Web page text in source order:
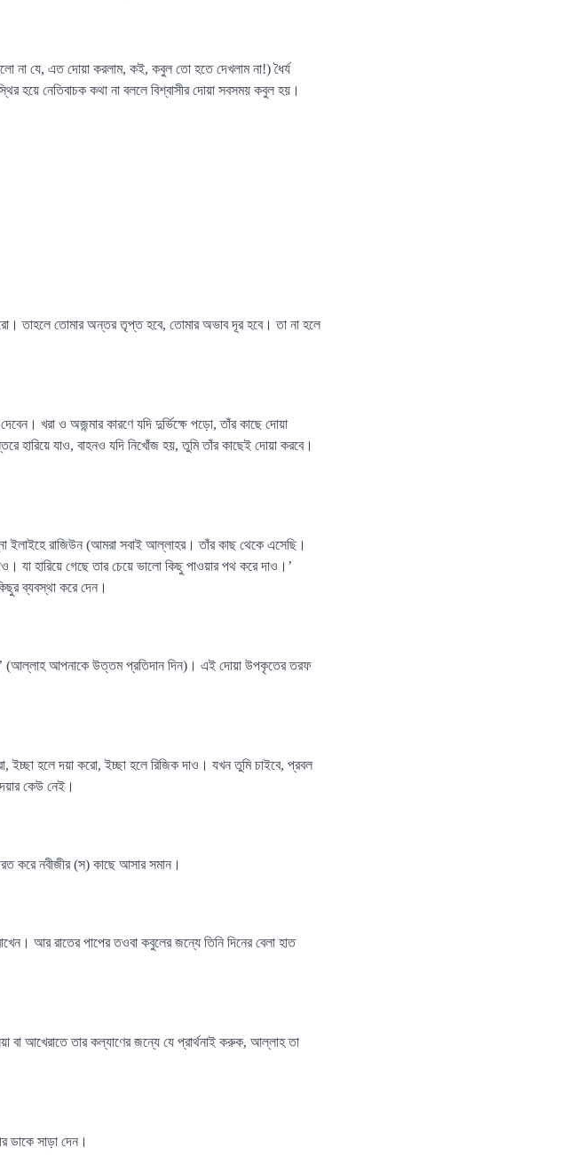
যে, এত দোয়া করলাম, কই, কবুল তো হতে দেখলাম না!) ধৈর্য
নেতিবাচক কথা না বললে বিশ্বাসীর দোয়া সবসময় কবুল হয়।
তাহলে তোমার অন্তর তৃপ্ত হবে, তোমার অভাব দূর হবে। তা না হলে
খরা ও অজন্মার কারণে যদি দুর্ভিক্ষে পড়ো, তাঁর কাছে দোয়া
হারিয়ে যাও, বাহনও যদি নিখোঁজ হয়, তুমি তাঁর কাছেই দোয়া করবে।
ইলাইহে রাজিউন (আমরা সবাই আল্লাহর। তাঁর কাছ থেকে এসেছি।
যা হারিয়ে গেছে তার চেয়ে ভালো কিছু পাওয়ার পথ করে দাও।’
ব্যবস্থা করে দেন।
(আল্লাহ আপনাকে উত্তম প্রতিদান দিন)। এই দোয়া উপকৃতের তরফ
হলে দয়া করো, ইচ্ছা হলে রিজিক দাও। যখন তুমি চাইবে, প্রবল
কেউ নেই।
করে নবীজীর (স) কাছে আসার সমান।
আর রাতের পাপের তওবা কবুলের জন্যে তিনি দিনের বেলা হাত
বা আখেরাতে তার কল্যাণের জন্যে যে প্রার্থনাই করুক, আল্লাহ তা
ডাকে সাড়া দেন।